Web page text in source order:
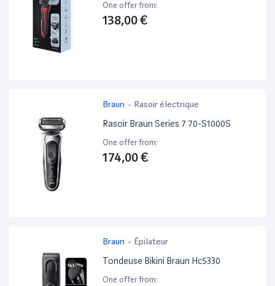
One offer from:
138,00 €
Braun - Rasoir électrique
Rasoir Braun Series 7 70-S1000S
One offer from:
174,00 €
Braun - Épilateur
Tondeuse Bikini Braun Hc5330
One offer from: